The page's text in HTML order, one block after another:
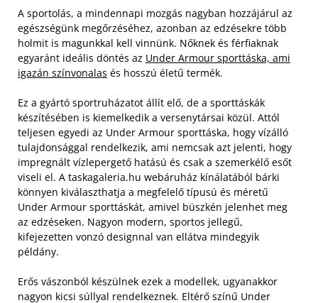
A sportolás, a mindennapi mozgás nagyban hozzájárul az
egészségünk megőrzéséhez, azonban az edzésekre több
holmit is magunkkal kell vinnünk. Nőknek és férfiaknak
egyaránt ideális döntés az Under Armour sporttáska, ami
igazán színvonalas és hosszú életű termék.
Ez a gyártó sportruházatot állít elő, de a sporttáskák
készítésében is kiemelkedik a versenytársai közül. Attól
teljesen egyedi az Under Armour sporttáska, hogy vízálló
tulajdonsággal rendelkezik, ami nemcsak azt jelenti, hogy
impregnált vízlepergető hatású és csak a szemerkélő esőt
viseli el. A taskagaleria.hu webáruház kínálatából bárki
könnyen kiválaszthatja a megfelelő típusú és méretű
Under Armour sporttáskát, amivel büszkén jelenhet meg
az edzéseken. Nagyon modern, sportos jellegű,
kifejezetten vonzó designnal van ellátva mindegyik
példány.
Erős vászonból készülnek ezek a modellek, ugyanakkor
nagyon kicsi súllyal rendelkeznek. Eltérő színű Under